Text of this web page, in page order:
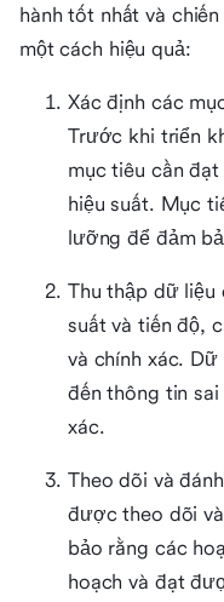
hành tốt nhất và
một cách hiệu quả:
Xác định các
Trước khi triển
mục tiêu cần
hiệu suất. Mục
lưỡng để đảm
Thu thập dữ
suất và tiến độ,
và chính xác.
đến thông tin
xác.
Theo dõi và
được theo dõi
bảo rằng các
hoạch và đạt